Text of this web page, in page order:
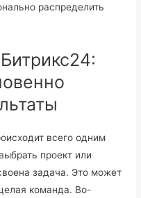
распределить
всего одним
проект или
задача. Это может
команда. Во-